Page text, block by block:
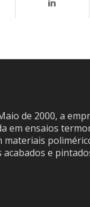
de 2000, a
em ensaios
materiais
e